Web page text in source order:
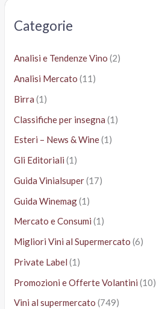
Categorie
Analisi e Tendenze Vino (2)
Analisi Mercato (11)
Birra (1)
Classifiche per insegna (1)
Esteri – News & Wine(1)
Gli Editoriali (1)
Guida Vinialsuper(17)
Guida Winemag(1)
Mercato e Consumi (1)
Migliori Vini al Supermercato (6)
Private Label (1)
Promozioni e Offerte Volantini (10)
Vini al supermercato (749)